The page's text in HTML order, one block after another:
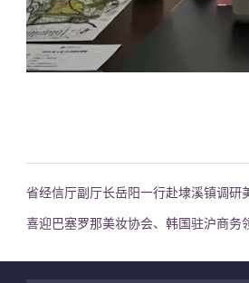
省经信厅副厅长岳阳一行赴埭溪镇调研
喜迎巴塞罗那美妆协会、韩国驻沪商务